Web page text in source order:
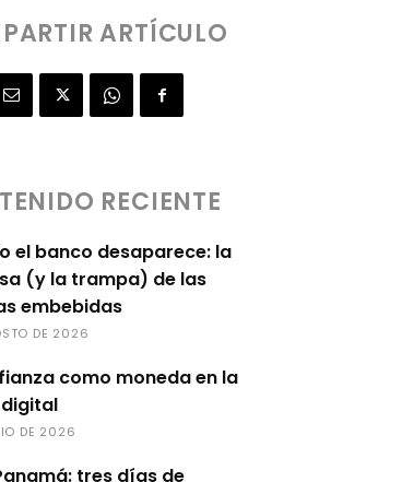
ARTÍCULO
RECIENTE
el banco desaparece: la
(y la trampa) de las
embebidas
DE 2026
como moneda en la
DE 2026
tres días de